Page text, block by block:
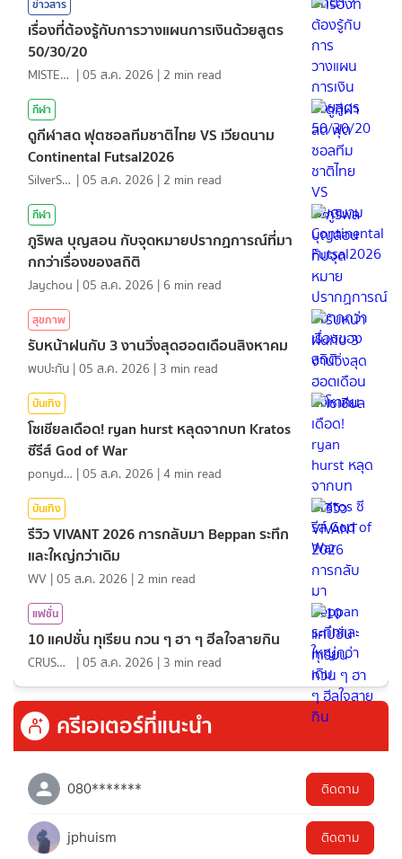
ข่าวสาร
เรื่องที่ต้องรู้กับการวางแผนการเงินด้วยสูตร
50/30/20
MISTER1997 |05 ส.ค. 2026 | 2 min read
กีฬา
ดูกีฬาสด ฟุตซอลทีมชาติไทย VS เวียดนาม
Continental Futsal2026
SilverShark |05 ส.ค. 2026 | 2 min read
กีฬา
ภูริพล บุญสอน กับจุดหมายปรากฏการณ์ที่มา
กกว่าเรื่องของสถิติ
Jaychou |05 ส.ค. 2026 | 6 min read
สุขภาพ
รับหน้าฝนกับ 3 งานวิ่งสุดฮอตเดือนสิงหาคม
พบปะกัน |05 ส.ค. 2026 | 3 min read
บันเทิง
โซเชียลเดือด! ryan hurst หลุดจากบท Kratos
ซีรีส์ God of War
ponydiary |05 ส.ค. 2026 |4 min read
บันเทิง
รีวิว VIVANT 2026 การกลับมา Beppan ระทึก
และใหญ่กว่าเดิม
WV |05 ส.ค. 2026 | 2 min read
แฟชั่น
10 แคปชั่น ทุเรียน กวน ๆ ฮา ๆ ฮีลใจสายกิน
CRUSHที่แปลว่าแอบชอบ |05 ส.ค. 2026 | 3 min read
ครีเอเตอร์ที่แนะนำ
080******* ติดตาม
jphuism ติดตาม